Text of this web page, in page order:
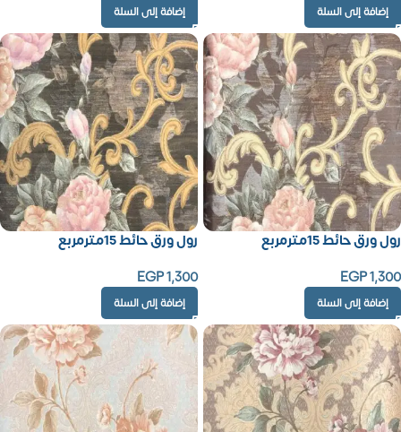
إضافة إلى السلة إضافة إلى السلة
رول ورق حائط 15مترمربع
EGP1,300
إضافة إلى السلة
رول ورق حائط 15مترمربع
EGP1,300
إضافة إلى السلة